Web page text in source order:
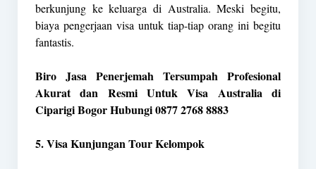
berkunjung ke keluarga di Australia. Meski begitu,
biaya pengerjaan visa untuk tiap-tiap orang ini begitu
fantastis.
Biro Jasa Penerjemah Tersumpah Profesional
Akurat dan Resmi Untuk Visa Australia di
Ciparigi Bogor Hubungi 0877 2768 8883
5. Visa Kunjungan Tour Kelompok